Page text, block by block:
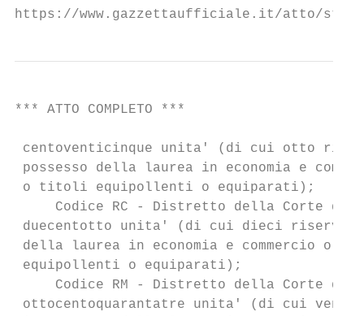
https://www.gazzettaufficiale.it/atto/
*** ATTO COMPLETO ***
centoventicinque unita' (di cui otto
possesso della laurea in economia e
o titoli equipollenti o equiparati);
Codice RC - Distretto della Corte di
duecentotto unita' (di cui dieci riservate
della laurea in economia e commercio
equipollenti o equiparati);
Codice RM - Distretto della Corte di
ottocentoquarantatre unita' (di cui